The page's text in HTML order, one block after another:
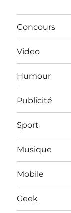
Concours
Video
Humour
Publicité
Sport
Musique
Mobile
Geek